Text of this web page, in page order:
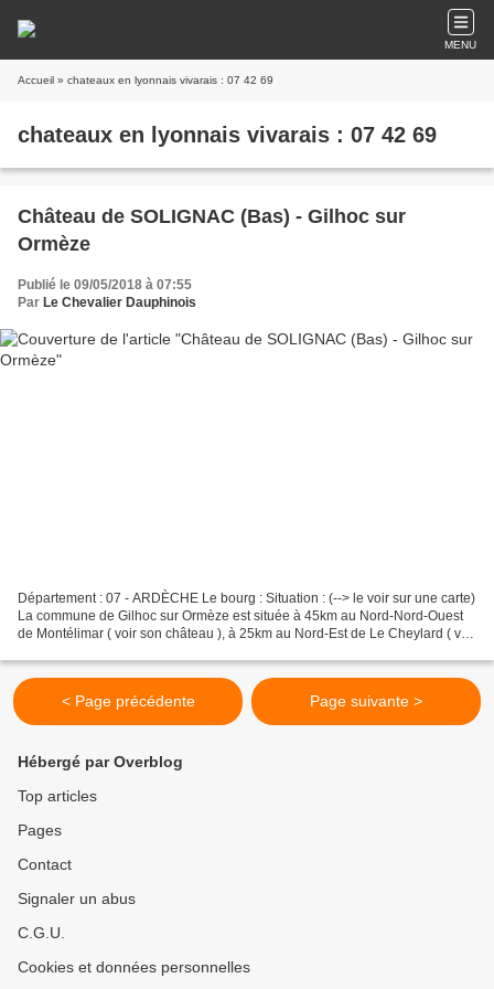
MENU
Accueil » chateaux en lyonnais vivarais : 07 42 69
chateaux en lyonnais vivarais : 07 42 69
Château de SOLIGNAC (Bas) - Gilhoc sur
Ormèze
Publié le 09/05/2018 à 07:55
Par Le Chevalier Dauphinois
Département : 07 - ARDÈCHE Le bourg : Situation : (--> le voir sur une carte)
La commune de Gilhoc sur Ormèze est située à 45km au Nord-Nord-Ouest
de Montélimar ( voir son château ), à 25km au Nord-Est de Le Cheylard ( voir
< Page précédente Page suivante >
Hébergé par Overblog
Top articles
Pages
Contact
Signaler un abus
C.G.U.
Cookies et données personnelles